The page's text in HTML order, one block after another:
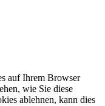
auf Ihrem Browser
wie Sie diese
ablehnen, kann dies